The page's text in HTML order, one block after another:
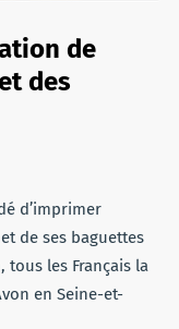
de
des
d’imprimer
de ses baguettes
tous les Français la
en Seine-et-